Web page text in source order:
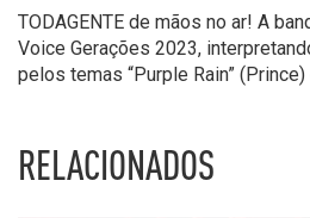
TODAGENTE de mãos no ar! A
Voice Gerações 2023,
pelos temas “Purple Rain” (Prince)
RELACIONADOS